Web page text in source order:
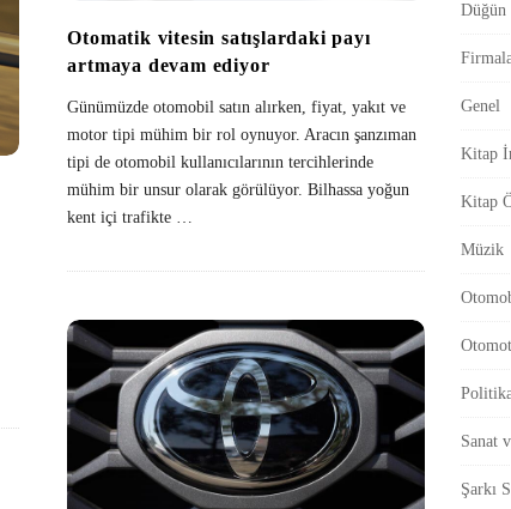
Otomatik vitesin satışlardaki payı
artmaya devam ediyor
Günümüzde otomobil satın alırken, fiyat, yakıt ve
motor tipi mühim bir rol oynuyor. Aracın şanzıman
tipi de otomobil kullanıcılarının tercihlerinde
mühim bir unsur olarak görülüyor. Bilhassa yoğun
kent içi trafikte
r
Düğün
Genel
Kitap
Kitap
Müzik
Sanat
Şarkı